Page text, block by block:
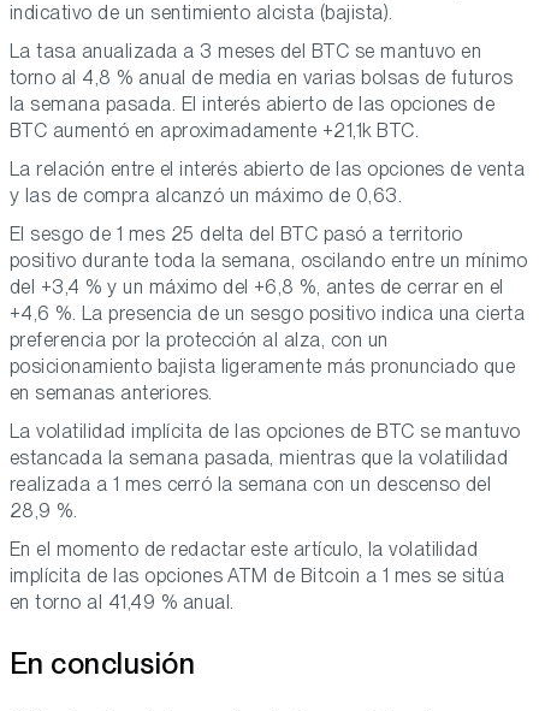
indicativo de un sentimiento alcista (bajista).
La tasa anualizada a 3 meses del BTC se mantuvo en
torno al 4,8 % anual de media en varias bolsas de futuros
la semana pasada. El interés abierto de las opciones de
BTC aumentó en aproximadamente +21,1k BTC.
La relación entre el interés abierto de las opciones de venta
y las de compra alcanzó un máximo de 0,63.
El sesgo de 1 mes 25 delta del BTC pasó a territorio
positivo durante toda la semana, oscilando entre un mínimo
del +3,4 % y un máximo del +6,8 %, antes de cerrar en el
+4,6 %. La presencia de un sesgo positivo indica una cierta
preferencia por la protección al alza, con un
posicionamiento bajista ligeramente más pronunciado que
en semanas anteriores.
La volatilidad implícita de las opciones de BTC se mantuvo
estancada la semana pasada, mientras que la volatilidad
realizada a 1 mes cerró la semana con un descenso del
28,9 %.
En el momento de redactar este artículo, la volatilidad
implícita de las opciones ATM de Bitcoin a 1 mes se sitúa
en torno al 41,49 % anual.
En conclusión